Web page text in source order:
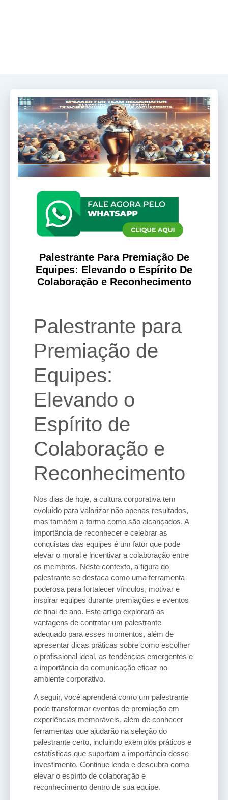
Palestrante Para Premiação De
Equipes: Elevando o Espírito De
Colaboração e Reconhecimento
Palestrante para
Premiação de
Equipes:
Elevando o
Espírito de
Colaboração e
Reconhecimento
Nos dias de hoje, a cultura corporativa tem
evoluído para valorizar não apenas resultados,
mas também a forma como são alcançados. A
importância de reconhecer e celebrar as
conquistas das equipes é um fator que pode
elevar o moral e incentivar a colaboração entre
os membros. Neste contexto, a figura do
palestrante se destaca como uma ferramenta
poderosa para fortalecer vínculos, motivar e
inspirar equipes durante premiações e eventos
de final de ano. Este artigo explorará as
vantagens de contratar um palestrante
adequado para esses momentos, além de
apresentar dicas práticas sobre como escolher
o profissional ideal, as tendências emergentes e
a importância da comunicação eficaz no
ambiente corporativo.
A seguir, você aprenderá como um palestrante
pode transformar eventos de premiação em
experiências memoráveis, além de conhecer
ferramentas que ajudarão na seleção do
palestrante certo, incluindo exemplos práticos e
estatísticas que suportam a importância desse
investimento. Continue lendo e descubra como
elevar o espírito de colaboração e
reconhecimento dentro de sua equipe.